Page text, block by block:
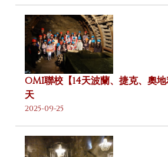
OMI聯校【14天波蘭、捷克、奧
天
2025-09-25